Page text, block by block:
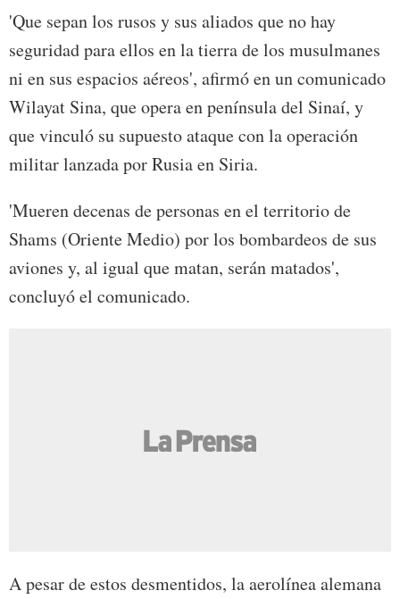
'Que sepan los rusos y sus aliados que no hay
seguridad para ellos en la tierra de los musulmanes
ni en sus espacios aéreos', afirmó en un comunicado
Wilayat Sina, que opera en península del Sinaí, y
que vinculó su supuesto ataque con la operación
militar lanzada por Rusia en Siria.
'Mueren decenas de personas en el territorio de
Shams (Oriente Medio) por los bombardeos de sus
aviones y, al igual que matan, serán matados',
concluyó el comunicado.
A pesar de estos desmentidos, la aerolínea alemana